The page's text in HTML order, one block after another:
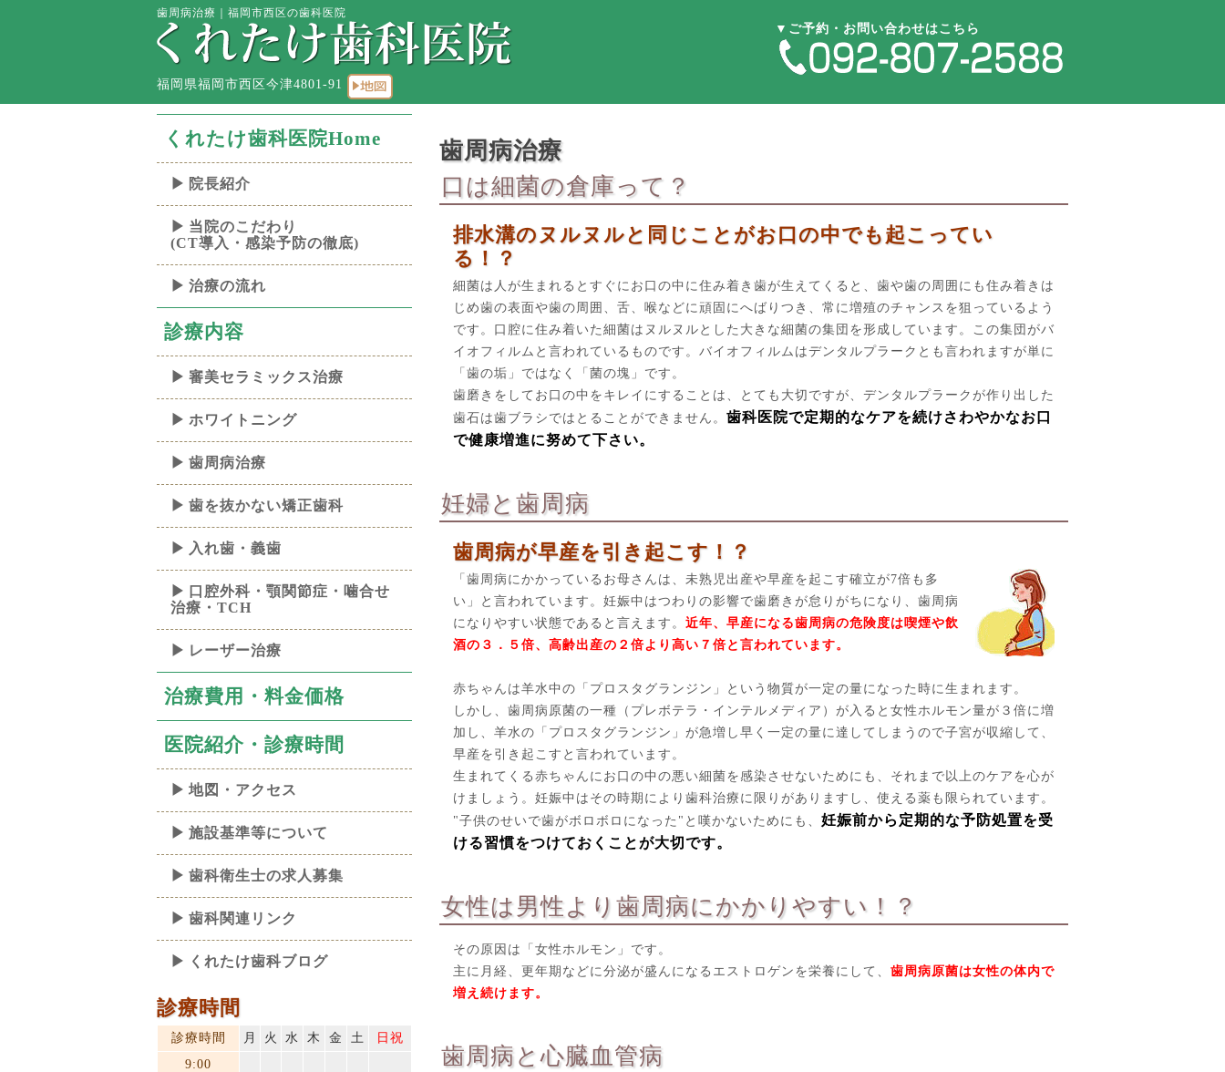
歯周病治療｜福岡市西区の歯科医院
福岡県福岡市西区今津4801-91
▼ご予約・お問い合わせはこちら
くれたけ歯科医院Home
院長紹介
当院のこだわり
(CT導入・感染予防の徹底)
治療の流れ
診療内容
審美セラミックス治療
ホワイトニング
歯周病治療
歯を抜かない矯正歯科
入れ歯・義歯
口腔外科・顎関節症・噛合せ
治療・TCH
レーザー治療
治療費用・料金価格
医院紹介・診療時間
地図・アクセス
施設基準等について
歯科衛生士の求人募集
歯科関連リンク
くれたけ歯科ブログ
歯周病治療
口は細菌の倉庫って？
排水溝のヌルヌルと同じことがお口の中でも起こってい
る！？
細菌は人が生まれるとすぐにお口の中に住み着き歯が生えてくると、歯や歯の周囲にも住み着きは
じめ歯の表面や歯の周囲、舌、喉などに頑固にへばりつき、常に増殖のチャンスを狙っているよう
です。口腔に住み着いた細菌はヌルヌルとした大きな細菌の集団を形成しています。この集団がバ
イオフィルムと言われているものです。バイオフィルムはデンタルプラークとも言われますが単に
「歯の垢」ではなく「菌の塊」です。
歯磨きをしてお口の中をキレイにすることは、とても大切ですが、デンタルプラークが作り出した
歯石は歯ブラシではとることができません。 歯科医院で定期的なケアを続けさわやかなお口
で健康増進に努めて下さい。
妊婦と歯周病
歯周病が早産を引き起こす！？
「歯周病にかかっているお母さんは、未熟児出産や早産を起こす確立が7倍も多
い」と言われています。妊娠中はつわりの影響で歯磨きが怠りがちになり、歯周病
になりやすい状態であると言えます。 近年、早産になる歯周病の危険度は喫煙や飲
酒の３．５倍、高齢出産の２倍より高い７倍と言われています。
赤ちゃんは羊水中の「プロスタグランジン」という物質が一定の量になった時に生まれます。
しかし、歯周病原菌の一種（プレボテラ・インテルメディア）が入ると女性ホルモン量が３倍に増
加し、羊水の「プロスタグランジン」が急増し早く一定の量に達してしまうので子宮が収縮して、
早産を引き起こすと言われています。
生まれてくる赤ちゃんにお口の中の悪い細菌を感染させないためにも、それまで以上のケアを心が
けましょう。妊娠中はその時期により歯科治療に限りがありますし、使える薬も限られています。
"子供のせいで歯がボロボロになった"と嘆かないためにも、 妊娠前から定期的な予防処置を受
ける習慣をつけておくことが大切です。
女性は男性より歯周病にかかりやすい！？
その原因は「女性ホルモン」です。
主に月経、更年期などに分泌が盛んになるエストロゲンを栄養にして、 歯周病原菌は女性の体内で
増え続けます。
歯周病と心臓血管病
診療時間
診療時間 月 火 水 木 金 土
日祝
9:00